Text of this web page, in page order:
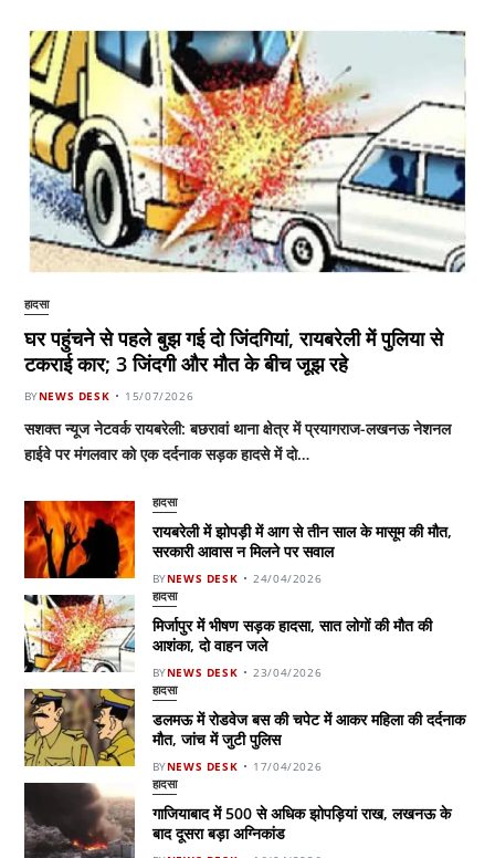
हादसा
घर पहुंचने से पहले बुझ गई दो जिंदगियां, रायबरेली में पुलिया से
टकराई कार; 3 जिंदगी और मौत के बीच जूझ रहे
BYNEWS DESK 15/07/2026
सशक्त न्यूज नेटवर्क रायबरेली: बछरावां थाना क्षेत्र में प्रयागराज-लखनऊ नेशनल
हाईवे पर मंगलवार को एक दर्दनाक सड़क हादसे में दो…
हादसा
रायबरेली में झोपड़ी में आग से तीन साल के मासूम की मौत,
सरकारी आवास न मिलने पर सवाल
BYNEWS DESK 24/04/2026
हादसा
मिर्जापुर में भीषण सड़क हादसा, सात लोगों की मौत की
आशंका, दो वाहन जले
BYNEWS DESK 23/04/2026
हादसा
डलमऊ में रोडवेज बस की चपेट में आकर महिला की दर्दनाक
मौत, जांच में जुटी पुलिस
BYNEWS DESK 17/04/2026
हादसा
गाजियाबाद में 500 से अधिक झोपड़ियां राख, लखनऊ के
बाद दूसरा बड़ा अग्निकांड